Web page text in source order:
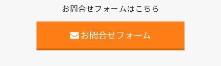
お問合せフォームはこちら
お問合せフォーム